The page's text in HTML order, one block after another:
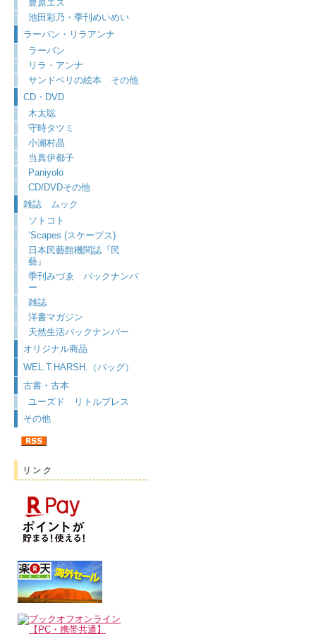
豊原エス
池田彩乃・季刊めいめい
ラーバン・リラアンナ
ラーバン
リラ・アンナ
サンドベリの絵本 その他
CD・DVD
木太聡
守時タツミ
小瀬村晶
当真伊都子
Paniyolo
CD/DVDその他
雑誌 ムック
ソトコト
‘Scapes (スケープス)
日本民藝館機関誌『民
藝』
季刊みづゑ バックナンバ
ー
雑誌
洋書マガジン
天然生活バックナンバー
オリジナル商品
WEL.T.HARSH.（バッグ）
古書・古本
ユーズド リトルプレス
その他
リンク